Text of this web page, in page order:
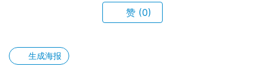
赞 (0)
生成海报